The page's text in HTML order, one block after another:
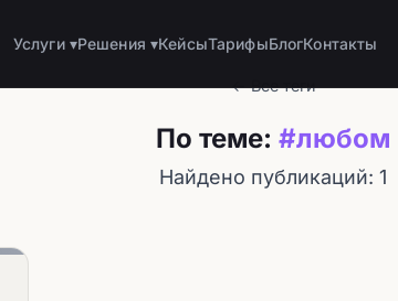
Услуги ▾Решения ▾КейсыТарифыБлогКонтакты
← Все теги
По теме: #любом
Найдено публикаций: 1